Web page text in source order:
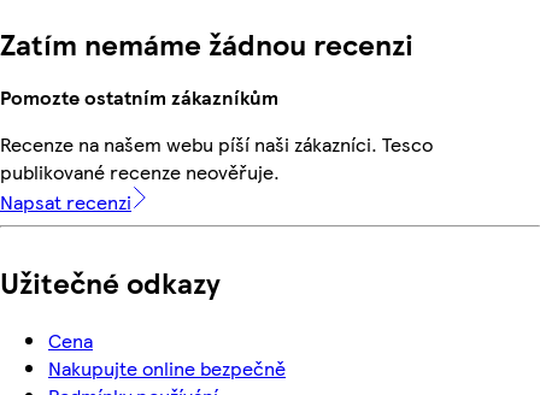
Zatím nemáme žádnou recenzi
Pomozte ostatním zákazníkům
Recenze na našem webu píší naši zákazníci. Tesco
publikované recenze neověřuje.
Napsat recenzi
Užitečné odkazy
Cena
Nakupujte online bezpečně